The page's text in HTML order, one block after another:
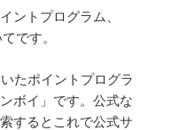
ントプログラム、
です。
たポイントプログラ
ボイ」です。公式な
するとこれで公式サ